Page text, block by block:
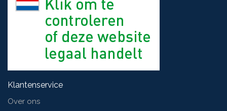
Klantenservice
Over ons